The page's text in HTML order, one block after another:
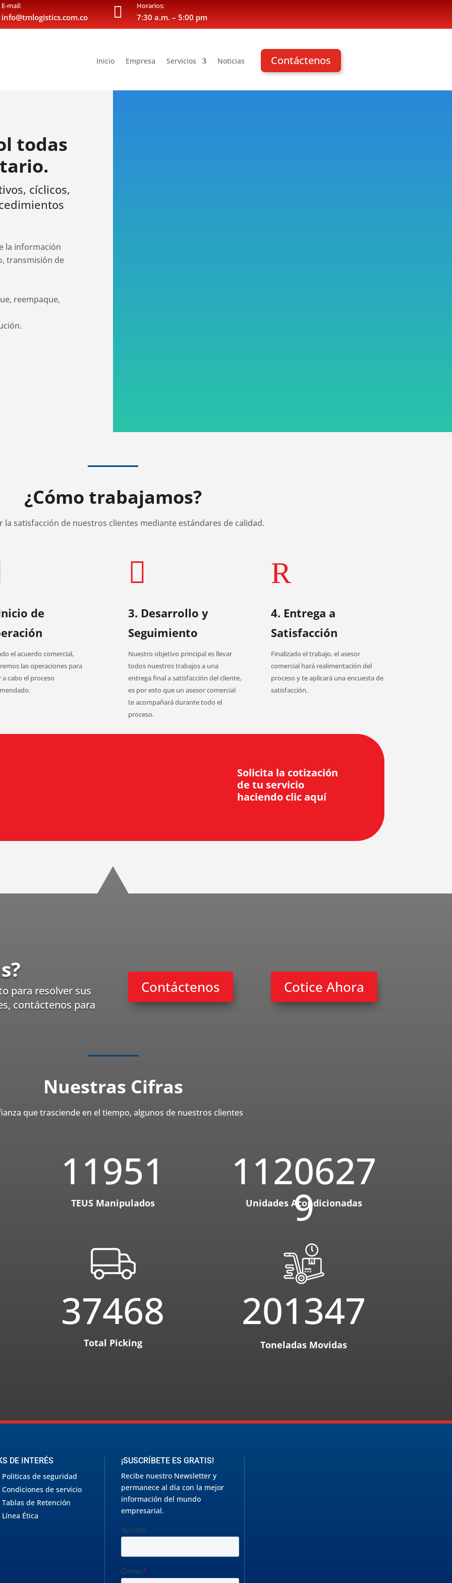
E-mail:
info@tmlogistics.com.co  Horarios:
7:30 a.m. – 5:00 pm
Inicio Empresa Servicios Noticias Contáctenos
todas
cíclicos,
la información
transmisión de
reempaque,
¿Cómo trabajamos?
la satisfacción de nuestros clientes mediante estándares de calidad.
de
el acuerdo comercial,
las operaciones para
a cabo el proceso

3. Desarrollo y
Seguimiento
Nuestro objetivo principal es llevar
todos nuestros trabajos a una
entrega final a satisfacción del cliente,
es por esto que un asesor comercial
te acompañará durante todo el
proceso.
R
4. Entrega a
Satisfacción
Finalizado el trabajo, el asesor
comercial hará realimentación del
proceso y te aplicará una encuesta de
satisfacción.
Solicita la cotización
de tu servicio
haciendo clic aquí
para resolver sus
contáctenos para
Contáctenos Cotice Ahora
Nuestras Cifras
que trasciende en el tiempo, algunos de nuestros clientes
11951
TEUS Manipulados
1120627
9
Unidades Acondicionadas
37468
Total Picking
201347
Toneladas Movidas
DE INTERÉS
Politicas de seguridad
Condiciones de servicio
Tablas de Retención
Línea Ética
¡SUSCRÍBETE ES GRATIS!
Recibe nuestro Newsletter y
permanece al día con la mejor
información del mundo
empresarial.